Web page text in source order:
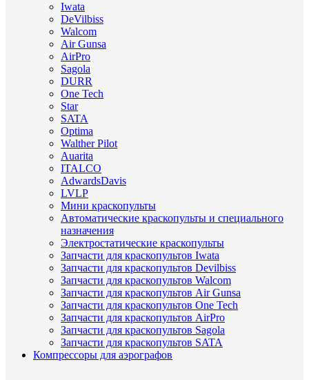
Iwata
DeVilbiss
Walcom
Air Gunsa
AirPro
Sagola
DURR
One Tech
Star
SATA
Optima
Walther Pilot
Auarita
ITALCO
AdwardsDavis
LVLP
Мини краскопульты
Автоматические краскопульты и специального
назначения
Электростатические краскопульты
Запчасти для краскопультов Iwata
Запчасти для краскопультов Devilbiss
Запчасти для краскопультов Walcom
Запчасти для краскопультов Air Gunsa
Запчасти для краскопультов One Tech
Запчасти для краскопультов AirPro
Запчасти для краскопультов Sagola
Запчасти для краскопультов SATA
Компрессоры для аэрографов